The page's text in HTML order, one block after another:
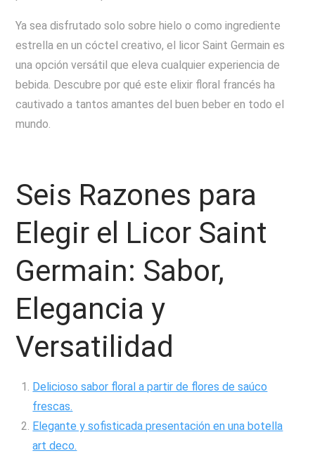
Ya sea disfrutado solo sobre hielo o como ingrediente
estrella en un cóctel creativo, el licor Saint Germain es
una opción versátil que eleva cualquier experiencia de
bebida. Descubre por qué este elixir floral francés ha
cautivado a tantos amantes del buen beber en todo el
mundo.
Seis Razones para
Elegir el Licor Saint
Germain: Sabor,
Elegancia y
Versatilidad
Delicioso sabor floral a partir de flores de saúco
frescas.
Elegante y sofisticada presentación en una botella
art deco.